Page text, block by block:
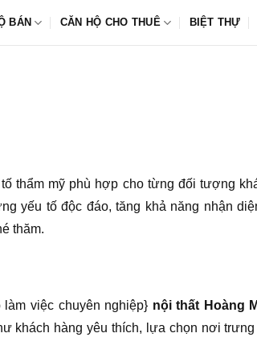
BÁN CĂN HỘ CHO THUÊ BIỆT THỰ
thẩm mỹ phù hợp cho từng đối tượng
yếu tố độc đáo, tăng khả năng nhận
thăm.
việc chuyên nghiệp} nội thất Hoàng
khách hàng yêu thích, lựa chọn nơi trưng